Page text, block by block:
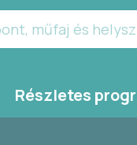
műfaj és
Részletes